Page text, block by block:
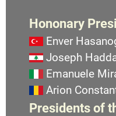
Hononary
Enver
Joseph
Emanuele
Arion
Presidents of